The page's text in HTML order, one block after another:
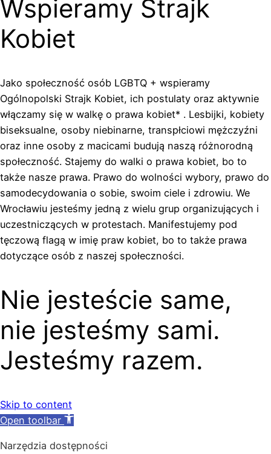
Wspieramy Strajk
Kobiet
Jako społeczność osób LGBTQ + wspieramy
Ogólnopolski Strajk Kobiet, ich postulaty oraz aktywnie
włączamy się w walkę o prawa kobiet* . Lesbijki, kobiety
biseksualne, osoby niebinarne, transpłciowi mężczyźni
oraz inne osoby z macicami budują naszą różnorodną
społeczność. Stajemy do walki o prawa kobiet, bo to
także nasze prawa. Prawo do wolności wybory, prawo do
samodecydowania o sobie, swoim ciele i zdrowiu. We
Wrocławiu jesteśmy jedną z wielu grup organizujących i
uczestniczących w protestach. Manifestujemy pod
tęczową flagą w imię praw kobiet, bo to także prawa
dotyczące osób z naszej społeczności.
Nie jesteście same,
nie jesteśmy sami.
Jesteśmy razem.
Skip to content
Open toolbar
Narzędzia dostępności